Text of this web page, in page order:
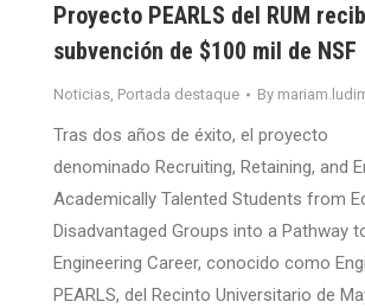
Proyecto PEARLS del RUM
subvención de $100 mil de NSF
Noticias, Portada destaque By
Tras dos años de éxito, el proyecto
denominado Recruiting, Retaining, and
Academically Talented Students from
Disadvantaged Groups into a Pathway
Engineering Career, conocido como
PEARLS, del Recinto Universitario de